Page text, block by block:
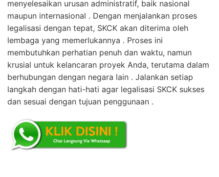
menyelesaikan urusan administratif, baik nasional
maupun internasional . Dengan menjalankan proses
legalisasi dengan tepat, SKCK akan diterima oleh
lembaga yang memerlukannya . Proses ini
membutuhkan perhatian penuh dan waktu, namun
krusial untuk kelancaran proyek Anda, terutama dalam
berhubungan dengan negara lain . Jalankan setiap
langkah dengan hati-hati agar legalisasi SKCK sukses
dan sesuai dengan tujuan penggunaan .